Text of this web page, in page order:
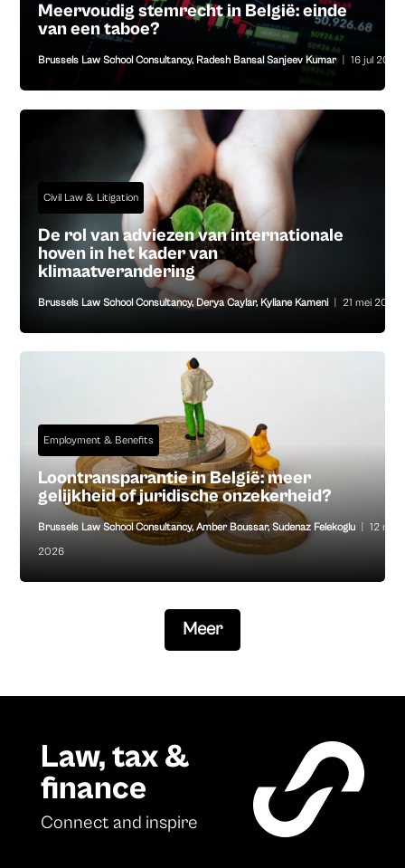
Meervoudig stemrecht in België: einde
van een taboe?
Brussels Law School Consultancy, Radesh Bansal Sanjeev Kumar 16 jul 2026
Civil Law & Litigation
De rol van adviezen van internationale
hoven in het kader van
klimaatverandering
Brussels Law School Consultancy, Derya Caylar,Kyliane Kameni 21 mei 2026
Employment & Benefits
Loontransparantie in België: meer
gelijkheid of juridische onzekerheid?
Brussels Law School Consultancy,Amber Boussar,Sudenaz Felekoglu 12 mei
2026
Meer
Law, tax &
finance
Connect and inspire